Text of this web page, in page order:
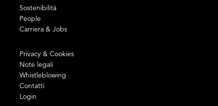
Sostenibilità
People
Carriera & Jobs
Privacy & Cookies
Note legali
Whistleblowing
Contatti
Login